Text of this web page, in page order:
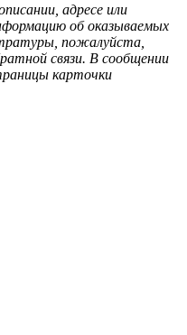
адресе или
об оказываемых
пожалуйста,
связи. В сообщении
карточки